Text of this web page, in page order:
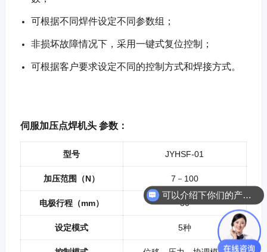
可根据不同焊件设定不同参数组；
非损坏故障情况下，采用一键式复位控制；
可根据客户要求设定不同的控制方式和焊接方式。
伺服加压点焊机头 参数：
型号 JYHSF-01
加压范围（N） 7－100
电极行程（mm） 30
设定模式 5种
可以介绍下你们的产品么？